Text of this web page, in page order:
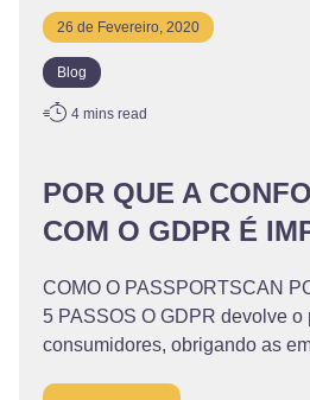
26 de Fevereiro, 2020
Blog
4 mins read
POR QUE A
COM O GDPR É
COMO O PASSPORTSCAN
5 PASSOS O GDPR devolve o
consumidores, obrigando as